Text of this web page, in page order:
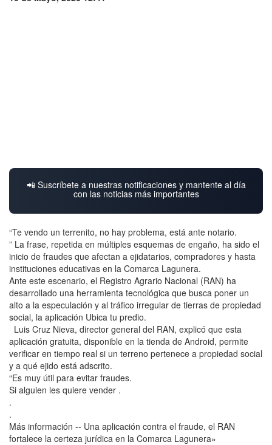
📲 Suscríbete a nuestras notificaciones y mantente al día
con las noticias más importantes
“Te vendo un terrenito, no hay problema, está ante notario.
” La frase, repetida en múltiples esquemas de engaño, ha sido el
inicio de fraudes que afectan a ejidatarios, compradores y hasta
instituciones educativas en la Comarca Lagunera.
Ante este escenario, el Registro Agrario Nacional (RAN) ha
desarrollado una herramienta tecnológica que busca poner un
alto a la especulación y al tráfico irregular de tierras de propiedad
social, la aplicación Ubica tu predio.
Luis Cruz Nieva, director general del RAN, explicó que esta
aplicación gratuita, disponible en la tienda de Android, permite
verificar en tiempo real si un terreno pertenece a propiedad social
y a qué ejido está adscrito.
“Es muy útil para evitar fraudes.
Si alguien les quiere vender .
.
.
Más información -- Una aplicación contra el fraude, el RAN
fortalece la certeza jurídica en la Comarca Lagunera»